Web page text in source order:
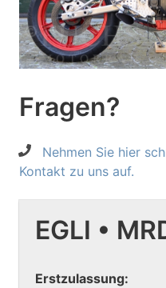
Fragen?
Nehmen Sie hier
Kontakt zu uns auf.
EGLI •
Erstzulassung: